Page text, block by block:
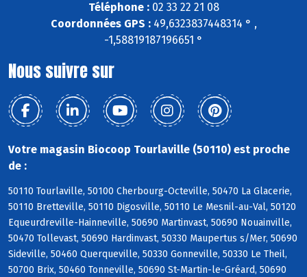
Téléphone :02 33 22 21 08
Coordonnées GPS :49,6323837448314 ° ,
-1,58819187196651 °
Nous suivre sur
Votre magasin Biocoop Tourlaville (50110) est proche
de :
50110 Tourlaville, 50100 Cherbourg-Octeville, 50470 La Glacerie,
50110 Bretteville, 50110 Digosville, 50110 Le Mesnil-au-Val, 50120
Equeurdreville-Hainneville, 50690 Martinvast, 50690 Nouainville,
50470 Tollevast, 50690 Hardinvast, 50330 Maupertus s/Mer, 50690
Sideville, 50460 Querqueville, 50330 Gonneville, 50330 Le Theil,
50700 Brix, 50460 Tonneville, 50690 St-Martin-le-Gréard, 50690